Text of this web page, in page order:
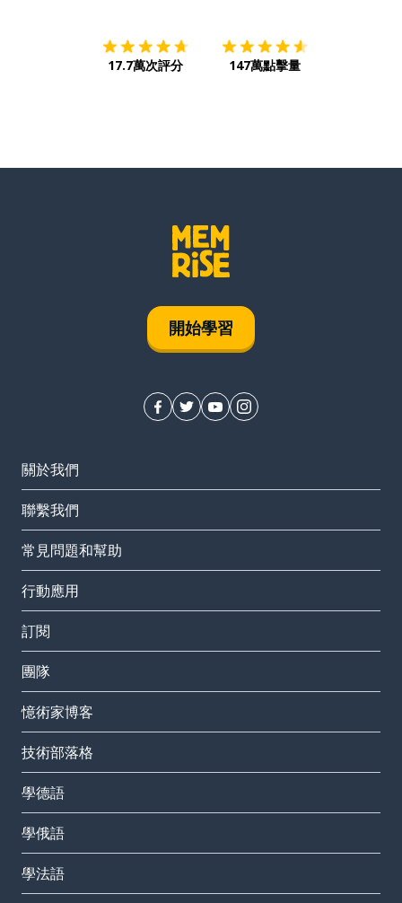
17.7萬次評分 147萬點擊量
開始學習
關於我們
聯繫我們
常見問題和幫助
行動應用
訂閱
團隊
憶術家博客
技術部落格
學德語
學俄語
學法語